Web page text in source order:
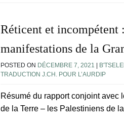
Réticent et incompétent
manifestations de la
POSTED ON DÉCEMBRE 7, 2021
TRADUCTION J.CH. POUR L’AURDIP
Résumé du rapport conjoint avec
de la Terre – les Palestiniens de